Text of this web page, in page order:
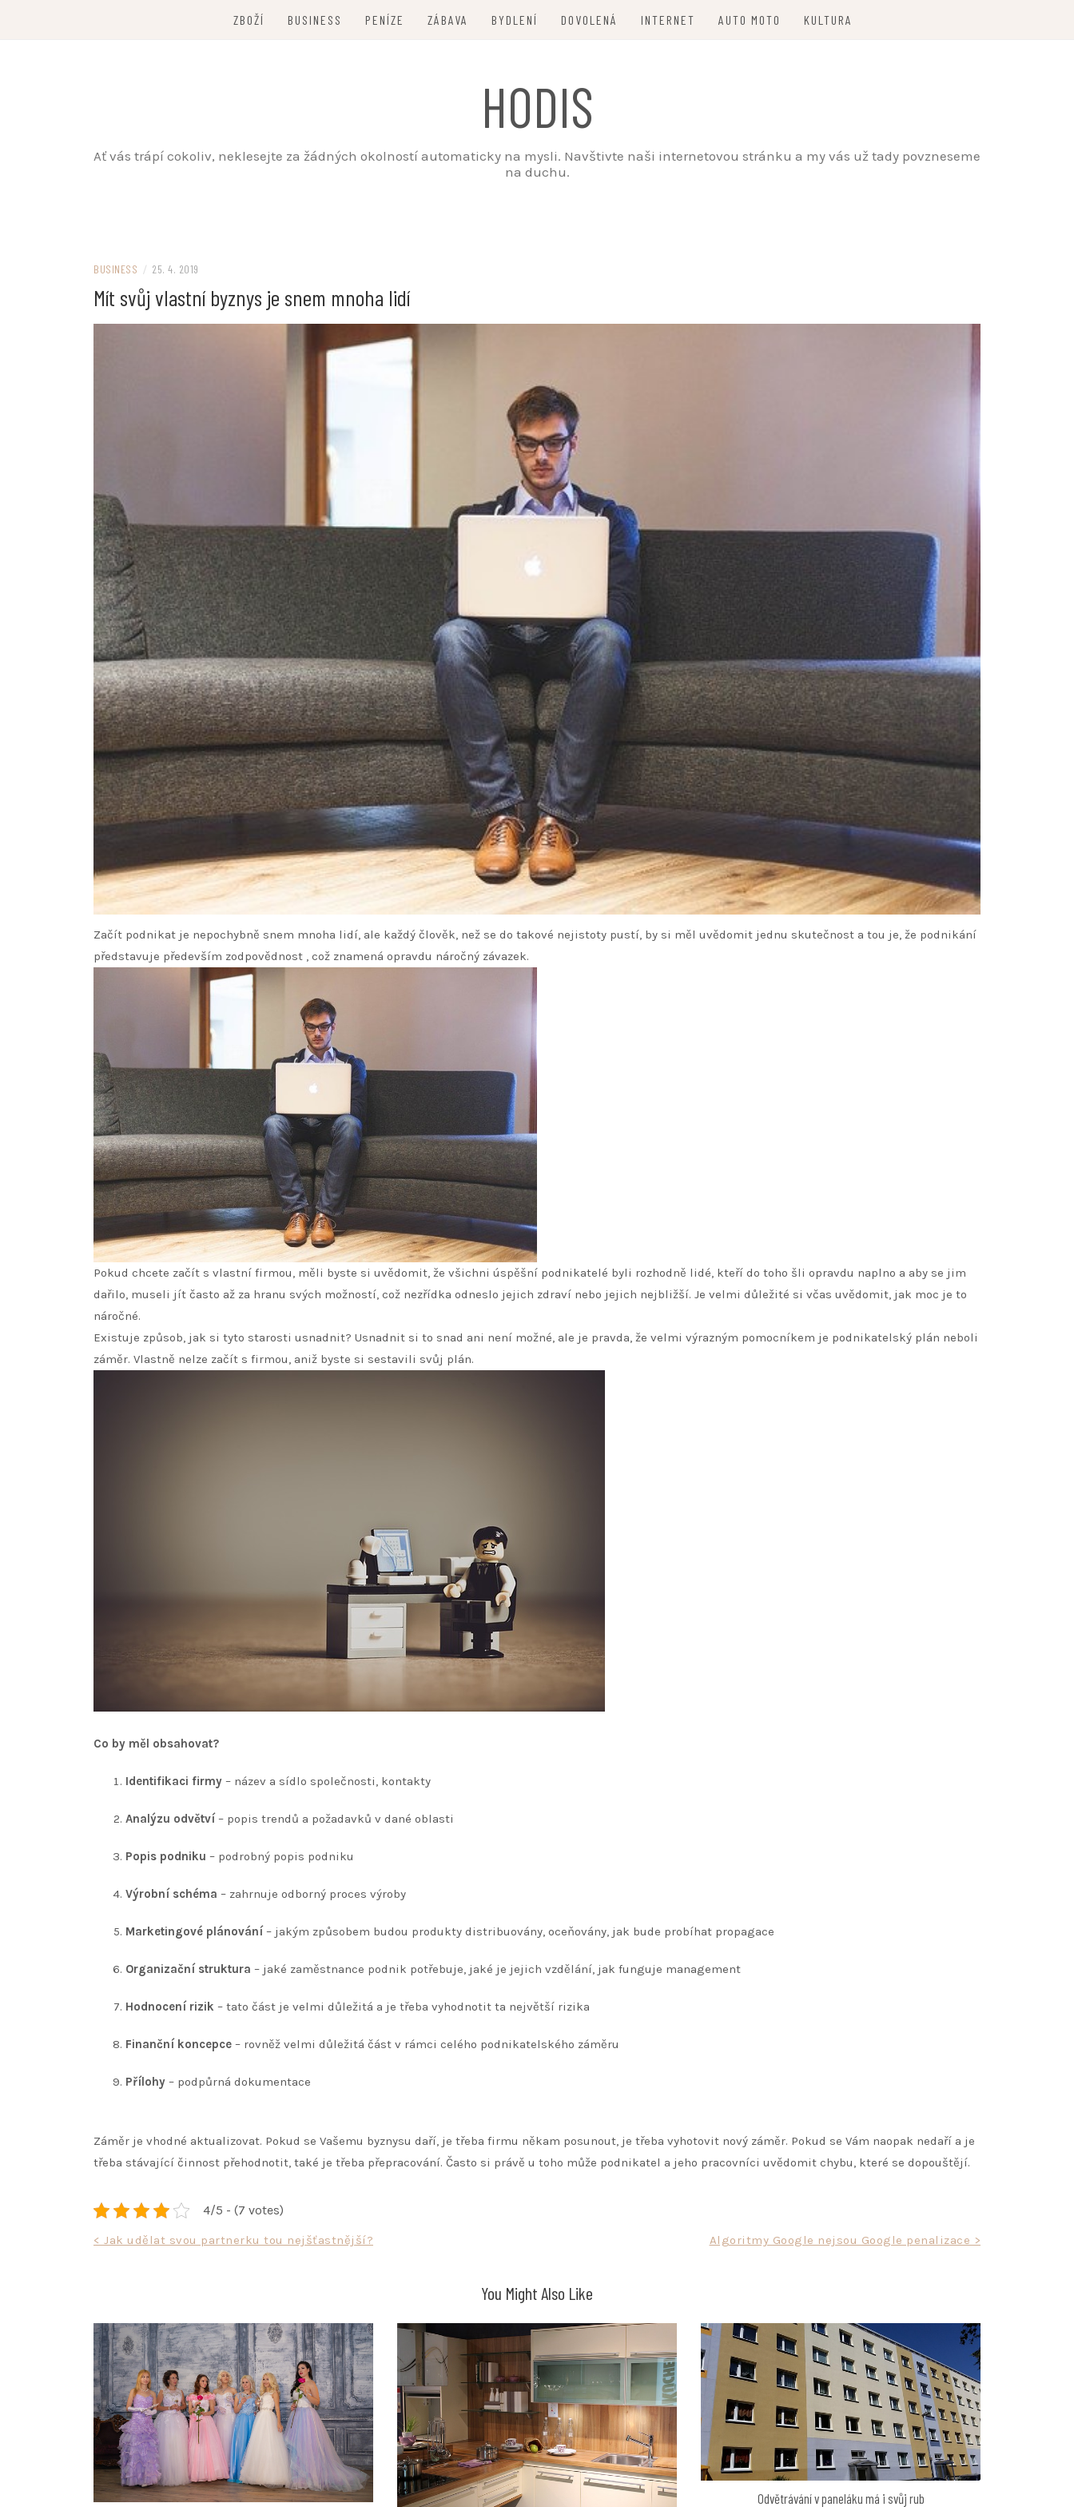
ZBOŽÍ BUSINESS PENÍZE ZÁBAVA BYDLENÍ DOVOLENÁ INTERNET AUTO MOTO KULTURA
HODIS
Ať vás trápí cokoliv, neklesejte za žádných okolností automaticky na mysli. Navštivte naši internetovou stránku a my vás už tady povzneseme
na duchu.
BUSINESS / 25. 4. 2019
Mít svůj vlastní byznys je snem mnoha lidí
Začít podnikat je nepochybně snem mnoha lidí, ale každý člověk, než se do takové nejistoty pustí, by si měl uvědomit jednu skutečnost a tou je, že podnikání
představuje především zodpovědnost , což znamená opravdu náročný závazek.
Pokud chcete začít s vlastní firmou, měli byste si uvědomit, že všichni úspěšní podnikatelé byli rozhodně lidé, kteří do toho šli opravdu naplno a aby se jim
dařilo, museli jít často až za hranu svých možností, což nezřídka odneslo jejich zdraví nebo jejich nejbližší. Je velmi důležité si včas uvědomit, jak moc je to
náročné.
Existuje způsob, jak si tyto starosti usnadnit? Usnadnit si to snad ani není možné, ale je pravda, že velmi výrazným pomocníkem je podnikatelský plán neboli
záměr. Vlastně nelze začít s firmou, aniž byste si sestavili svůj plán.
Co by měl obsahovat?
Identifikaci firmy – název a sídlo společnosti, kontakty
Analýzu odvětví– popis trendů a požadavků v dané oblasti
Popis podniku – podrobný popis podniku
Výrobní schéma – zahrnuje odborný proces výroby
Marketingové plánování– jakým způsobem budou produkty distribuovány, oceňovány, jak bude probíhat propagace
Organizační struktura – jaké zaměstnance podnik potřebuje, jaké je jejich vzdělání, jak funguje management
Hodnocení rizik – tato část je velmi důležitá a je třeba vyhodnotit ta největší rizika
Finanční koncepce – rovněž velmi důležitá část v rámci celého podnikatelského záměru
Přílohy – podpůrná dokumentace
Záměr je vhodné aktualizovat. Pokud se Vašemu byznysu daří, je třeba firmu někam posunout, je třeba vyhotovit nový záměr. Pokud se Vám naopak nedaří a je
třeba stávající činnost přehodnotit, také je třeba přepracování. Často si právě u toho může podnikatel a jeho pracovníci uvědomit chybu, které se dopouštějí.
4/5 - (7 votes)
Navigace
< Jak udělat svou partnerku tou nejšťastnější? Algoritmy Google nejsou Google penalizace >
You Might Also Like
Odvětrávání v paneláku má i svůj rub